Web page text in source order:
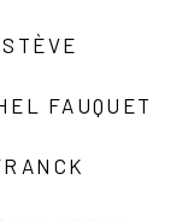
FAUQUET